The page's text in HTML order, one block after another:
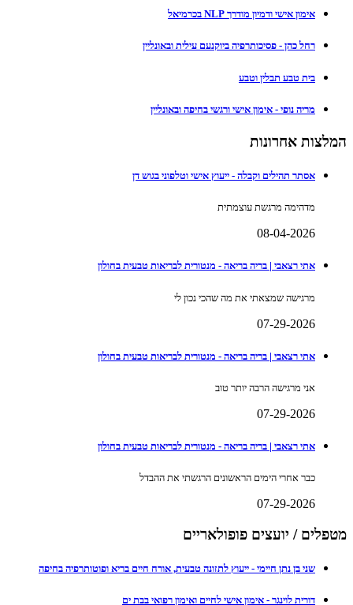
אימון אישי ודמיון מודרך NLP בכרמיאל
רחל כהן - פסיכותרפיה ביוקנעם עילית ובאונליין
בית טבע תבלין וטבע
מריה נופי - אימון אישי ורגשי בחיפה ובאונליין
המלצות אחרונות
אסתר תהילים וקבלה - ייעוץ אישי וטלפוני בגוש דן
מדהימה מרגשת עוצמתית
08-04-2026
אתי רצאבי | בריה בריאה - מנטורית לבריאות טבעית בחולון
מרגישה שמצאתי את מה שהכי נכון לי
07-29-2026
אתי רצאבי | בריה בריאה - מנטורית לבריאות טבעית בחולון
אני מרגישה הרבה יותר טוב
07-29-2026
אתי רצאבי | בריה בריאה - מנטורית לבריאות טבעית בחולון
כבר אחרי הימים הראשונים הרגשתי את ההבדל
07-29-2026
מטפלים / יועצים פופולאריים
שני בן נתן חיימי - ייעוץ לתזונה טבעית, אורח חיים בריא ופוטותרפיה בחיפה
דורית לוינגר - אימון אישי לחיים ואימון רפואי בבת ים